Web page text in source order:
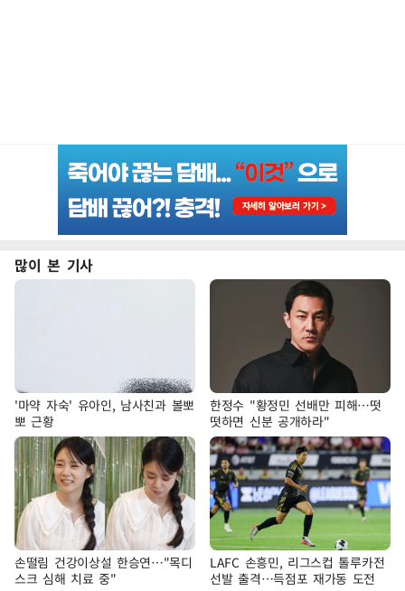
많이 본 기사
'마약 자숙' 유아인, 남사친과 볼뽀
뽀 근황
한정수 "황정민 선배만 피해…떳
떳하면 신분 공개하라"
손떨림 건강이상설 한승연…"목디
스크 심해 치료 중"
LAFC 손흥민, 리그스컵 톨루카전
선발 출격…득점포 재가동 도전